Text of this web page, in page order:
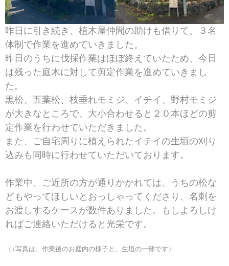
昨日に引き続き、植木屋仲間の助けも借りて、３名
体制で作業を進めていきました。
昨日のうちに伐採作業はほぼ終えていたため、今日
は残った庭木に対して剪定作業を進めていきまし
た。
黒松、五葉松、枝垂れモミジ、イチイ、野村モミジ
が大きなところで、大小合わせると２０本ほどの剪
定作業を行わせていただきました。
また、ご自宅周りに植えられたイチイの生垣の刈り
込みも同時に行わせていただいております。
作業中、ご近所の方が通りかかれては、うちの松な
どもやってほしいとおっしゃってくださり、名刺を
お渡しするケースが数件ありました。もしよろしけ
ればご連絡いただけると光栄です。
（↓写真は、作業後のお庭内の様子と、生垣の一部です）